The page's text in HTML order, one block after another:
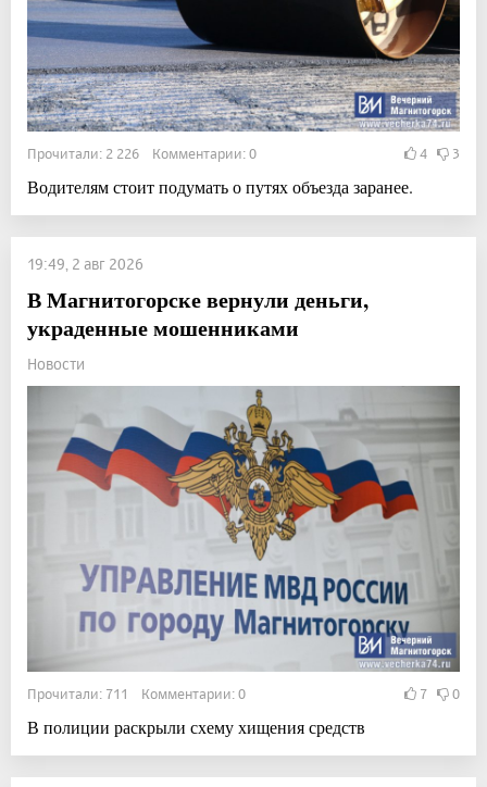
Прочитали: 2 226 Комментарии: 0 4 3
Водителям стоит подумать о путях объезда заранее.
19:49, 2 авг 2026
В Магнитогорске вернули деньги,
украденные мошенниками
Новости
Прочитали: 711 Комментарии: 0 7 0
В полиции раскрыли схему хищения средств